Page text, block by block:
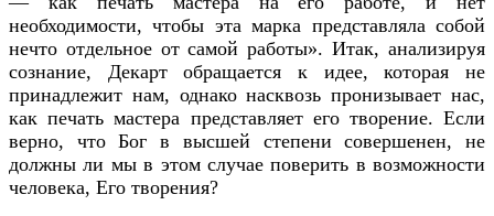
необходимости, чтобы эта марка представляла собой
нечто отдельное от самой работы». Итак, анализируя
сознание, Декарт обращается к идее, которая не
принадлежит нам, однако насквозь пронизывает нас,
как печать мастера представляет его творение. Если
верно, что Бог в высшей степени совершенен, не
должны ли мы в этом случае поверить в возможности
человека, Его творения?